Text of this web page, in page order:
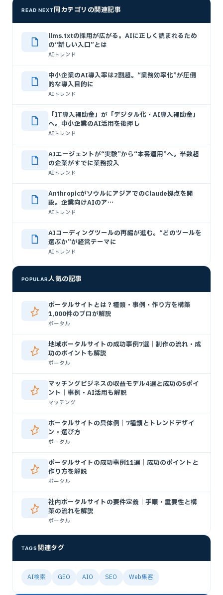
READ NEXT同カテゴリの関連記事
llms.txtの採用が広がる。AIに正しく読まれるため
の“新しい入口”とは
AIトレンド
中小企業のAI導入率は2割超。“業務効率化”が圧倒
的な導入目的に
AIトレンド
「IT導入補助金」が「デジタル化・AI導入補助金」
へ。中小企業のAI活用を後押し
AIトレンド
AIエージェントが“実験”から“本番運用”へ。半数超
の企業がすでに業務投入
AIトレンド
AnthropicがソウルにアジアでのClaude拠点を開
設。企業向けAIのア…
AIトレンド
AIコーディングツールの再編が進む。“どのツールを
選ぶか”が経営テーマに
AIトレンド
POPULAR人気の記事
ポータルサイトとは？種類・事例・作り方を構築
1,000件のプロが解説
ポータル
地域ポータルサイトの成功事例7選｜制作の流れ・成
功のポイントも解説
ポータル
マッチングビジネスの収益モデル4選と成功の5ポイ
ント｜事例・AI活用も解説
マッチング
ポータルサイトの具体例｜7種類とトレンドデザイ
ン・選び方
ポータル
ポータルサイトの成功事例11選｜成功のポイントと
作り方を解説
ポータル
社内ポータルサイトの要件定義｜手順・重要性と構
築の流れを解説
ポータル
TAGS 関連タグ
AI検索 GEO AIO SEO Web集客